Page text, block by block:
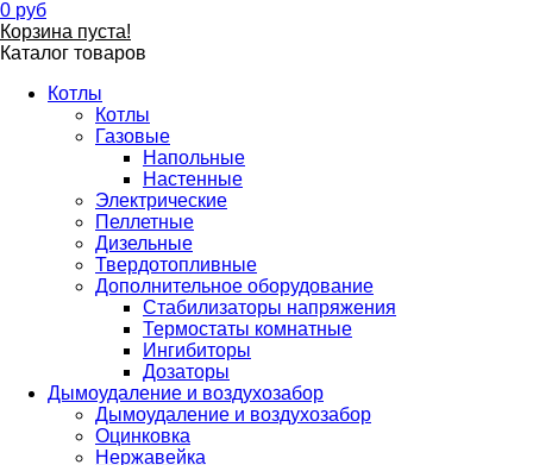
0 руб
Корзина пуста!
Каталог товаров
Котлы
Котлы
Газовые
Напольные
Настенные
Электрические
Пеллетные
Дизельные
Твердотопливные
Дополнительное оборудование
Стабилизаторы напряжения
Термостаты комнатные
Ингибиторы
Дозаторы
Дымоудаление и воздухозабор
Дымоудаление и воздухозабор
Оцинковка
Нержавейка